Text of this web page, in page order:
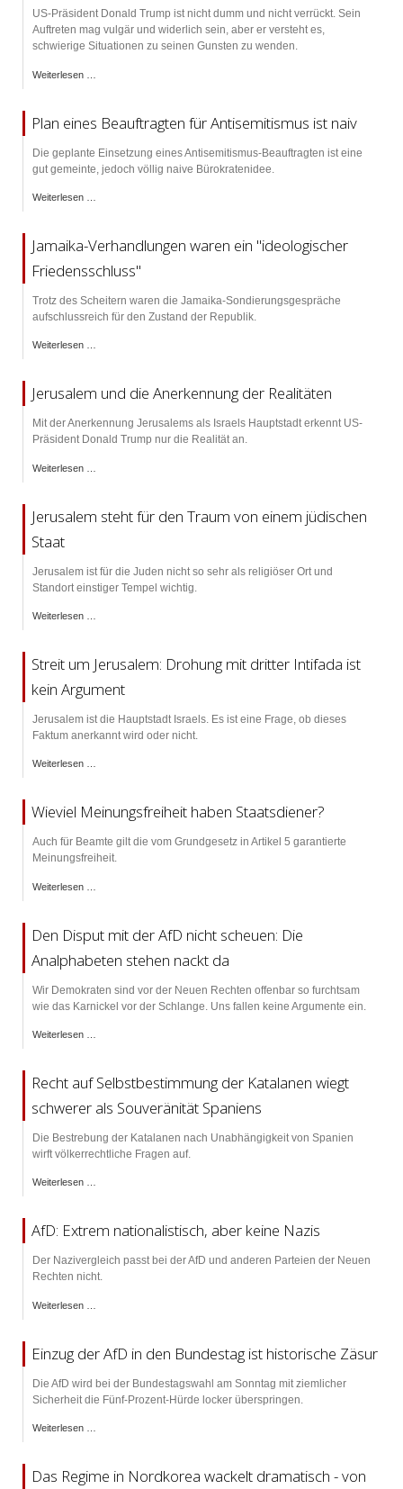
US-Präsident Donald Trump ist nicht dumm und nicht verrückt. Sein
Auftreten mag vulgär und widerlich sein, aber er versteht es,
schwierige Situationen zu seinen Gunsten zu wenden.
Weiterlesen …
Plan eines Beauftragten für Antisemitismus ist naiv
Die geplante Einsetzung eines Antisemitismus-Beauftragten ist eine
gut gemeinte, jedoch völlig naive Bürokratenidee.
Weiterlesen …
Jamaika-Verhandlungen waren ein "ideologischer
Friedensschluss"
Trotz des Scheitern waren die Jamaika-Sondierungsgespräche
aufschlussreich für den Zustand der Republik.
Weiterlesen …
Jerusalem und die Anerkennung der Realitäten
Mit der Anerkennung Jerusalems als Israels Hauptstadt erkennt US-
Präsident Donald Trump nur die Realität an.
Weiterlesen …
Jerusalem steht für den Traum von einem jüdischen
Staat
Jerusalem ist für die Juden nicht so sehr als religiöser Ort und
Standort einstiger Tempel wichtig.
Weiterlesen …
Streit um Jerusalem: Drohung mit dritter Intifada ist
kein Argument
Jerusalem ist die Hauptstadt Israels. Es ist eine Frage, ob dieses
Faktum anerkannt wird oder nicht.
Weiterlesen …
Wieviel Meinungsfreiheit haben Staatsdiener?
Auch für Beamte gilt die vom Grundgesetz in Artikel 5 garantierte
Meinungsfreiheit.
Weiterlesen …
Den Disput mit der AfD nicht scheuen: Die
Analphabeten stehen nackt da
Wir Demokraten sind vor der Neuen Rechten offenbar so furchtsam
wie das Karnickel vor der Schlange. Uns fallen keine Argumente ein.
Weiterlesen …
Recht auf Selbstbestimmung der Katalanen wiegt
schwerer als Souveränität Spaniens
Die Bestrebung der Katalanen nach Unabhängigkeit von Spanien
wirft völkerrechtliche Fragen auf.
Weiterlesen …
AfD: Extrem nationalistisch, aber keine Nazis
Der Nazivergleich passt bei der AfD und anderen Parteien der Neuen
Rechten nicht.
Weiterlesen …
Einzug der AfD in den Bundestag ist historische Zäsur
Die AfD wird bei der Bundestagswahl am Sonntag mit ziemlicher
Sicherheit die Fünf-Prozent-Hürde locker überspringen.
Weiterlesen …
Das Regime in Nordkorea wackelt dramatisch - von